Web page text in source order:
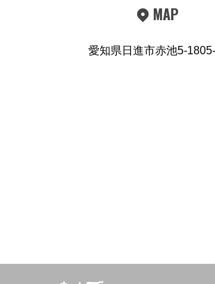
MAP
愛知県日進市赤池5-